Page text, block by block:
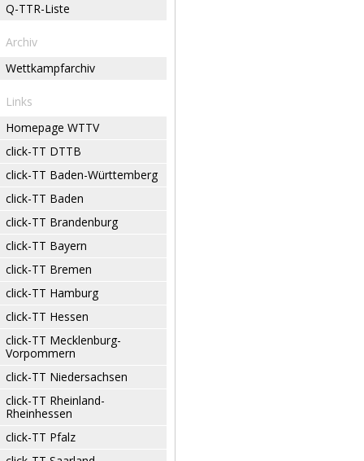
Q-TTR-Liste
Archiv
Wettkampfarchiv
Links
Homepage WTTV
click-TT DTTB
click-TT Baden-Württemberg
click-TT Baden
click-TT Brandenburg
click-TT Bayern
click-TT Bremen
click-TT Hamburg
click-TT Hessen
click-TT Mecklenburg-
Vorpommern
click-TT Niedersachsen
click-TT Rheinland-
Rheinhessen
click-TT Pfalz